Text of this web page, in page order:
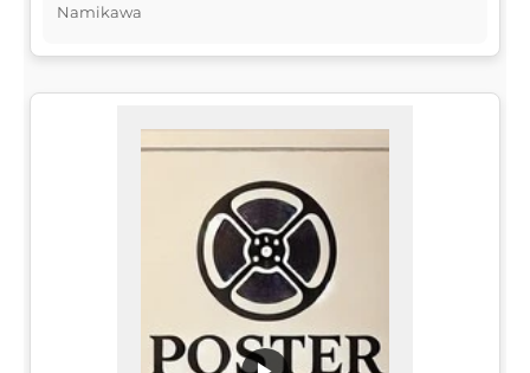
Namikawa